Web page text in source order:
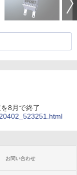
8月で終了
お問い合わせ